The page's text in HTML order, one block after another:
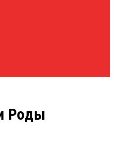
Роды